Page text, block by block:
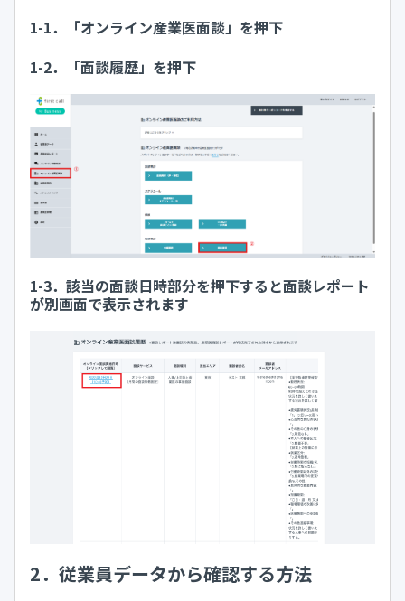
1-1．「オンライン産業医面談」を押下
1-2．「面談履歴」を押下
1-3．該当の面談日時部分を押下すると面談レポート
が別画面で表示されます
2．従業員データから確認する方法